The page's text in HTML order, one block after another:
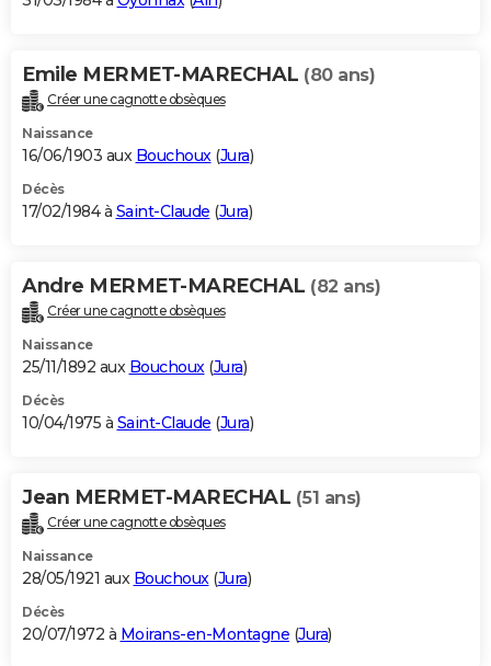
Emile MERMET-MARECHAL (80 ans)
Créer une cagnotte obsèques
Naissance
16/06/1903 aux Bouchoux(Jura)
Décès
17/02/1984 à Saint-Claude (Jura)
Andre MERMET-MARECHAL (82 ans)
Créer une cagnotte obsèques
Naissance
25/11/1892 aux Bouchoux(Jura)
Décès
10/04/1975 à Saint-Claude (Jura)
Jean MERMET-MARECHAL (51 ans)
Créer une cagnotte obsèques
Naissance
28/05/1921 aux Bouchoux(Jura)
Décès
20/07/1972 à Moirans-en-Montagne (Jura)